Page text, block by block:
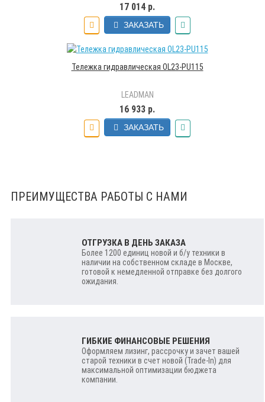
17 014 р.
ЗАКАЗАТЬ
Тележка гидравлическая OL23-PU115
LEADMAN
16 933 р.
ЗАКАЗАТЬ
ПРЕИМУЩЕСТВА РАБОТЫ С НАМИ
ОТГРУЗКА В ДЕНЬ ЗАКАЗА
Более 1200 единиц новой и б/у техники в
наличии на собственном складе в Москве,
готовой к немедленной отправке без долгого
ожидания.
ГИБКИЕ ФИНАНСОВЫЕ РЕШЕНИЯ
Оформляем лизинг, рассрочку и зачет вашей
старой техники в счет новой (Trade-In) для
максимальной оптимизации бюджета
компании.